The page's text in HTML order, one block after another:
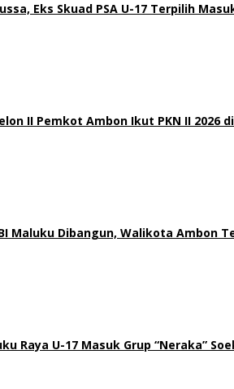
Eks Skuad PSA U-17 Terpilih
II Pemkot Ambon Ikut PKN II 2026
Maluku Dibangun, Walikota Ambon
Raya U-17 Masuk Grup “Neraka”